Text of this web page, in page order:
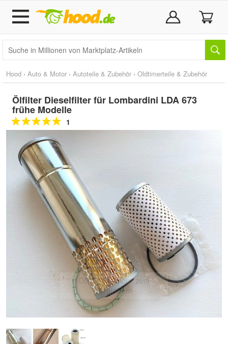
Hood › Auto & Motor › Autoteile & Zubehör › Oldtimerteile & Zubehör
Ölfilter Dieselfilter für Lombardini LDA 673
frühe Modelle
1
Doppelt antippen zum
vergrößern